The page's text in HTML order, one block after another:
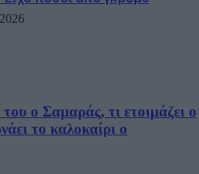
του ο Σαμαράς, τι ετοιμάζει ο
το καλοκαίρι ο